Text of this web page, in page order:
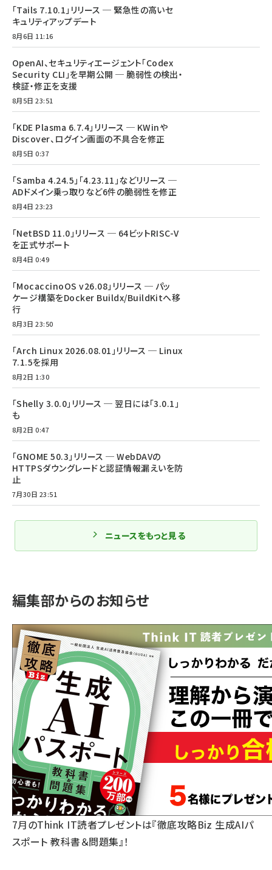
「Tails 7.10.1」リリース ─ 緊急性の高いセ
キュリティアップデート
8月6日 11:16
OpenAI、セキュリティエージェント「Codex
Security CLI」を早期公開 ─ 脆弱性の検出・
検証・修正を支援
8月5日 23:51
「KDE Plasma 6.7.4」リリース ─ KWinや
Discover、ログイン画面の不具合を修正
8月5日 0:37
「Samba 4.24.5」「4.23.11」などリリース ─
ADドメイン乗っ取りなど6件の脆弱性を修正
8月4日 23:23
「NetBSD 11.0」リリース ─ 64ビットRISC-V
を正式サポート
8月4日 0:49
「MocaccinoOS v26.08」リリース ─ パッ
ケージ構築をDocker Buildx/BuildKitへ移
行
8月3日 23:50
「Arch Linux 2026.08.01」リリース ─ Linux
7.1.5を採用
8月2日 1:30
「Shelly 3.0.0」リリース ─ 翌日には「3.0.1」
も
8月2日 0:47
「GNOME 50.3」リリース ─ WebDAVの
HTTPSダウングレードと認証情報漏えいを防
止
7月30日 23:51
ニュースをもっと見る
編集部からのお知らせ
7月のThink IT読者プレゼントは『徹底攻略Biz 生成AIパ
スポート 教科書＆問題集』！